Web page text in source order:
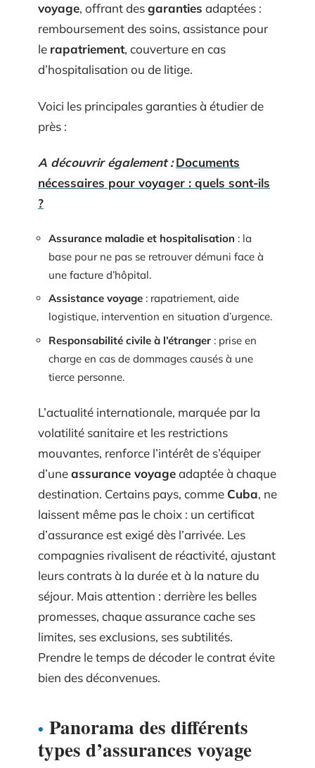
voyage, offrant desgaranties adaptées :
remboursement des soins, assistance pour
le rapatriement, couverture en cas
d’hospitalisation ou de litige.
Voici les principales garanties à étudier de
près :
A découvrir également : Documents
nécessaires pour voyager : quels sont-ils
?
Assurance maladie et hospitalisation : la
base pour ne pas se retrouver démuni face à
une facture d’hôpital.
Assistance voyage : rapatriement, aide
logistique, intervention en situation d’urgence.
Responsabilité civile à l’étranger : prise en
charge en cas de dommages causés à une
tierce personne.
L’actualité internationale, marquée par la
volatilité sanitaire et les restrictions
mouvantes, renforce l’intérêt de s’équiper
d’uneassurance voyageadaptée à chaque
destination. Certains pays, comme Cuba, ne
laissent même pas le choix : un certificat
d’assurance est exigé dès l’arrivée. Les
compagnies rivalisent de réactivité, ajustant
leurs contrats à la durée et à la nature du
séjour. Mais attention : derrière les belles
promesses, chaque assurance cache ses
limites, ses exclusions, ses subtilités.
Prendre le temps de décoder le contrat évite
bien des déconvenues.
Panorama des différents
types d’assurances voyage